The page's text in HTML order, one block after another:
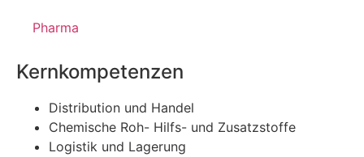
Pharma
Kernkompetenzen
Distribution und Handel
Chemische Roh- Hilfs- und Zusatzstoffe
Logistik und Lagerung